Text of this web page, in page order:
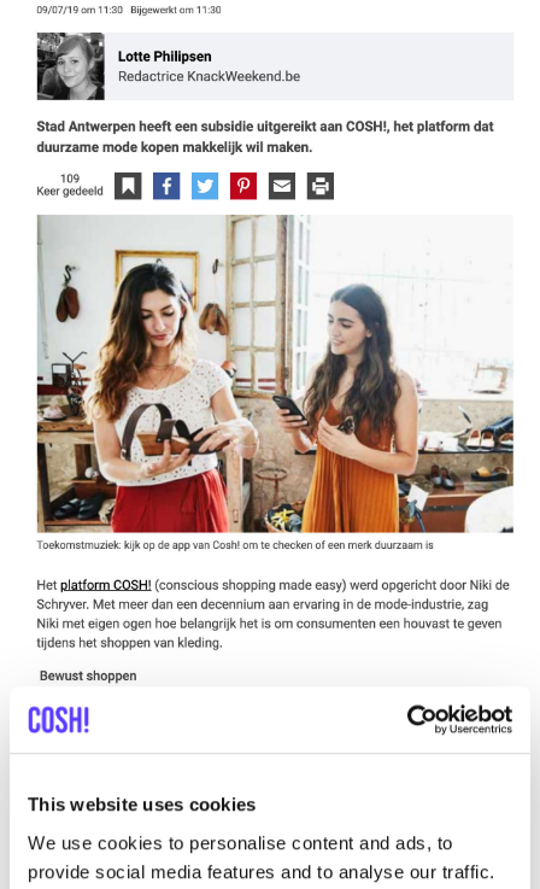
This website uses cookies
We use cookies to personalise content and ads, to
provide social media features and to analyse our traffic.